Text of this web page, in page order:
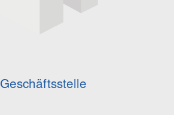
Geschäftsstelle